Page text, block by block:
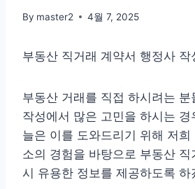
By master2 4월 7, 2025
부동산 직거래 계약서 행정사 작
부동산 거래를 직접 하시려는 분
작성에서 많은 고민을 하시는 경
늘은 이를 도와드리기 위해 저희
소의 경험을 바탕으로 부동산 직
시 유용한 정보를 제공하도록 하